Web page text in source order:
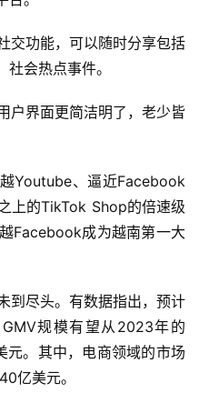
交功能，可以随时分享包括
会热点事件。
户界面更简洁明了，老少皆
Youtube、逼近Facebook
上的TikTok Shop的倍速级
Facebook成为越南第一大
到尽头。有数据指出，预计
规模有望从2023年的
。其中，电商领域的市场
亿美元。